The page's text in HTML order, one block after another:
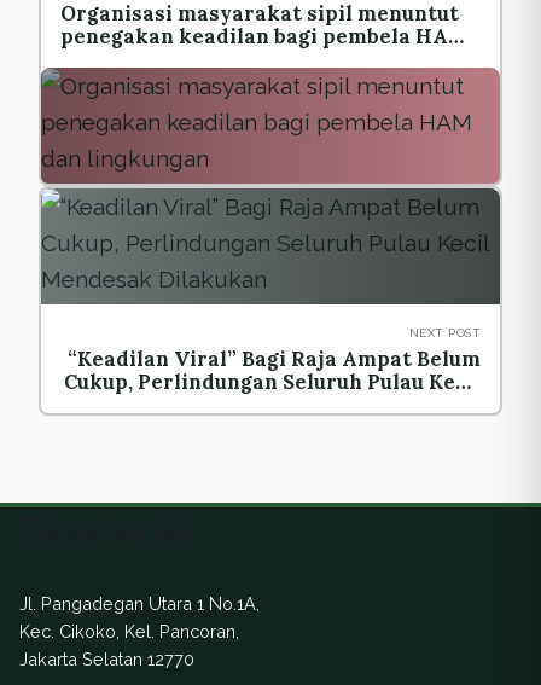
Organisasi masyarakat sipil menuntut
penegakan keadilan bagi pembela HAM
NEXT POST
“Keadilan Viral” Bagi Raja Ampat Belum
Cukup, Perlindungan Seluruh Pulau Kecil
Jl. Pangadegan Utara 1 No.1A,
Kec. Cikoko, Kel. Pancoran,
Jakarta Selatan 12770